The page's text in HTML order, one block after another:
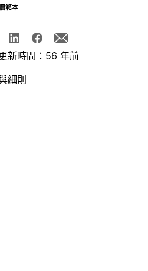
範本
新時間：56 年前
細則